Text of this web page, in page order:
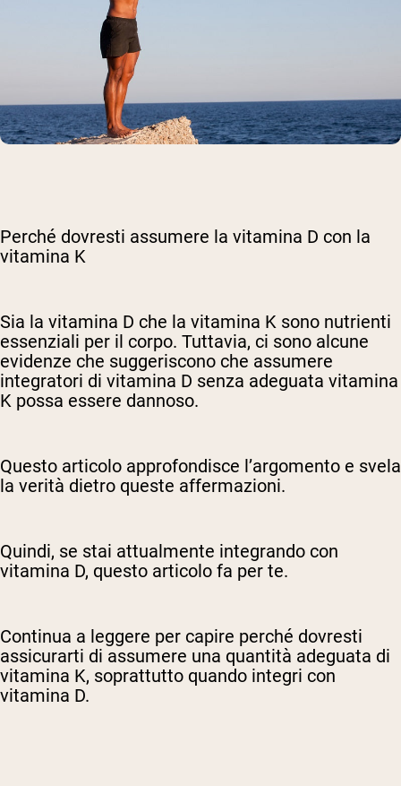
Perché dovresti assumere la vitamina D con la
vitamina K
Sia la vitamina D che la vitamina K sono nutrienti
essenziali per il corpo. Tuttavia, ci sono alcune
evidenze che suggeriscono che assumere
integratori di vitamina D senza adeguata vitamina
K possa essere dannoso.
Questo articolo approfondisce l’argomento e svela
la verità dietro queste affermazioni.
Quindi, se stai attualmente integrando con
vitamina D, questo articolo fa per te.
Continua a leggere per capire perché dovresti
assicurarti di assumere una quantità adeguata di
vitamina K, soprattutto quando integri con
vitamina D.